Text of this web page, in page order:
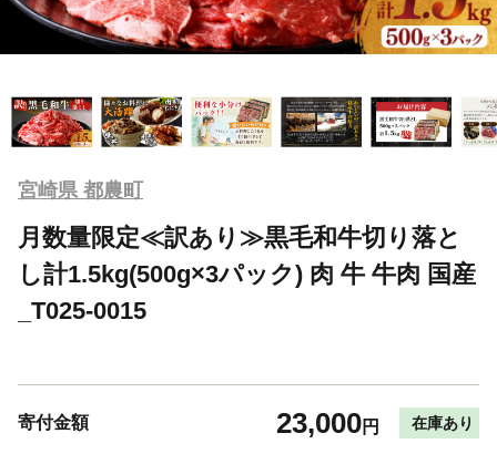
宮崎県 都農町
月数量限定≪訳あり≫黒毛和牛切り落と
し計1.5kg(500g×3パック) 肉 牛 牛肉 国産
_T025-0015
寄付金額 23,000円 在庫あり